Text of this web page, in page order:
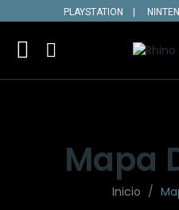
PLAYSTATION
Mapa
Inicio